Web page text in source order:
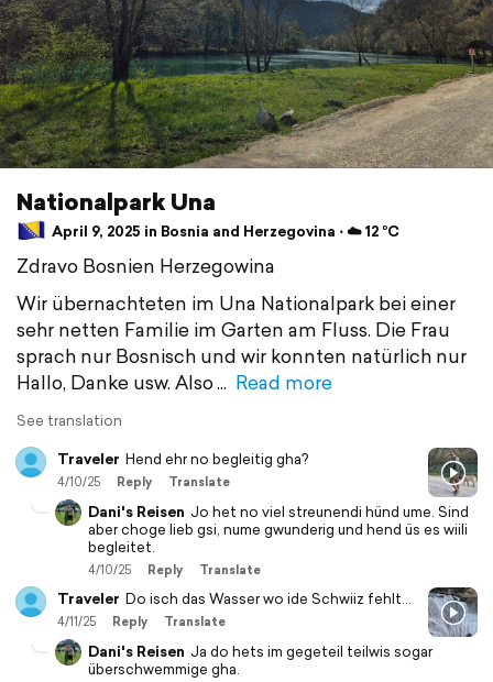
Nationalpark Una
April 9, 2025 in Bosnia and Herzegovina ⋅ ☁️ 12 °C
Zdravo Bosnien Herzegowina
Wir übernachteten im Una Nationalpark bei einer
sehr netten Familie im Garten am Fluss. Die Frau
sprach nur Bosnisch und wir konnten natürlich nur
Hallo, Danke usw. Also
Read more
See translation
Traveler Hend ehr no begleitig gha?
4/10/25 Reply Translate
Dani's Reisen Jo het no viel streunendi hünd ume. Sind
aber choge lieb gsi, nume gwunderig und hend üs es wiili
begleitet.
4/10/25 Reply Translate
Traveler Do isch das Wasser wo ide Schwiiz fehlt...
4/11/25 Reply Translate
Dani's Reisen Ja do hets im gegeteil teilwis sogar
überschwemmige gha.